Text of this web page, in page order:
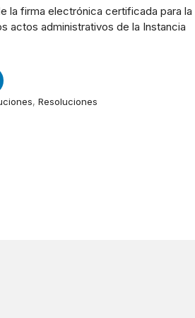
la firma electrónica certificada para la
actos administrativos de la Instancia
, Resoluciones